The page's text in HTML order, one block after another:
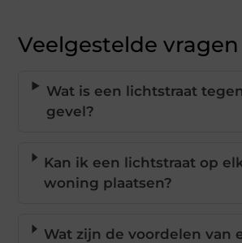
Veelgestelde vragen
Wat is een lichtstraat
gevel?
Kan ik een lichtstraat op
woning plaatsen?
Wat zijn de voordelen van